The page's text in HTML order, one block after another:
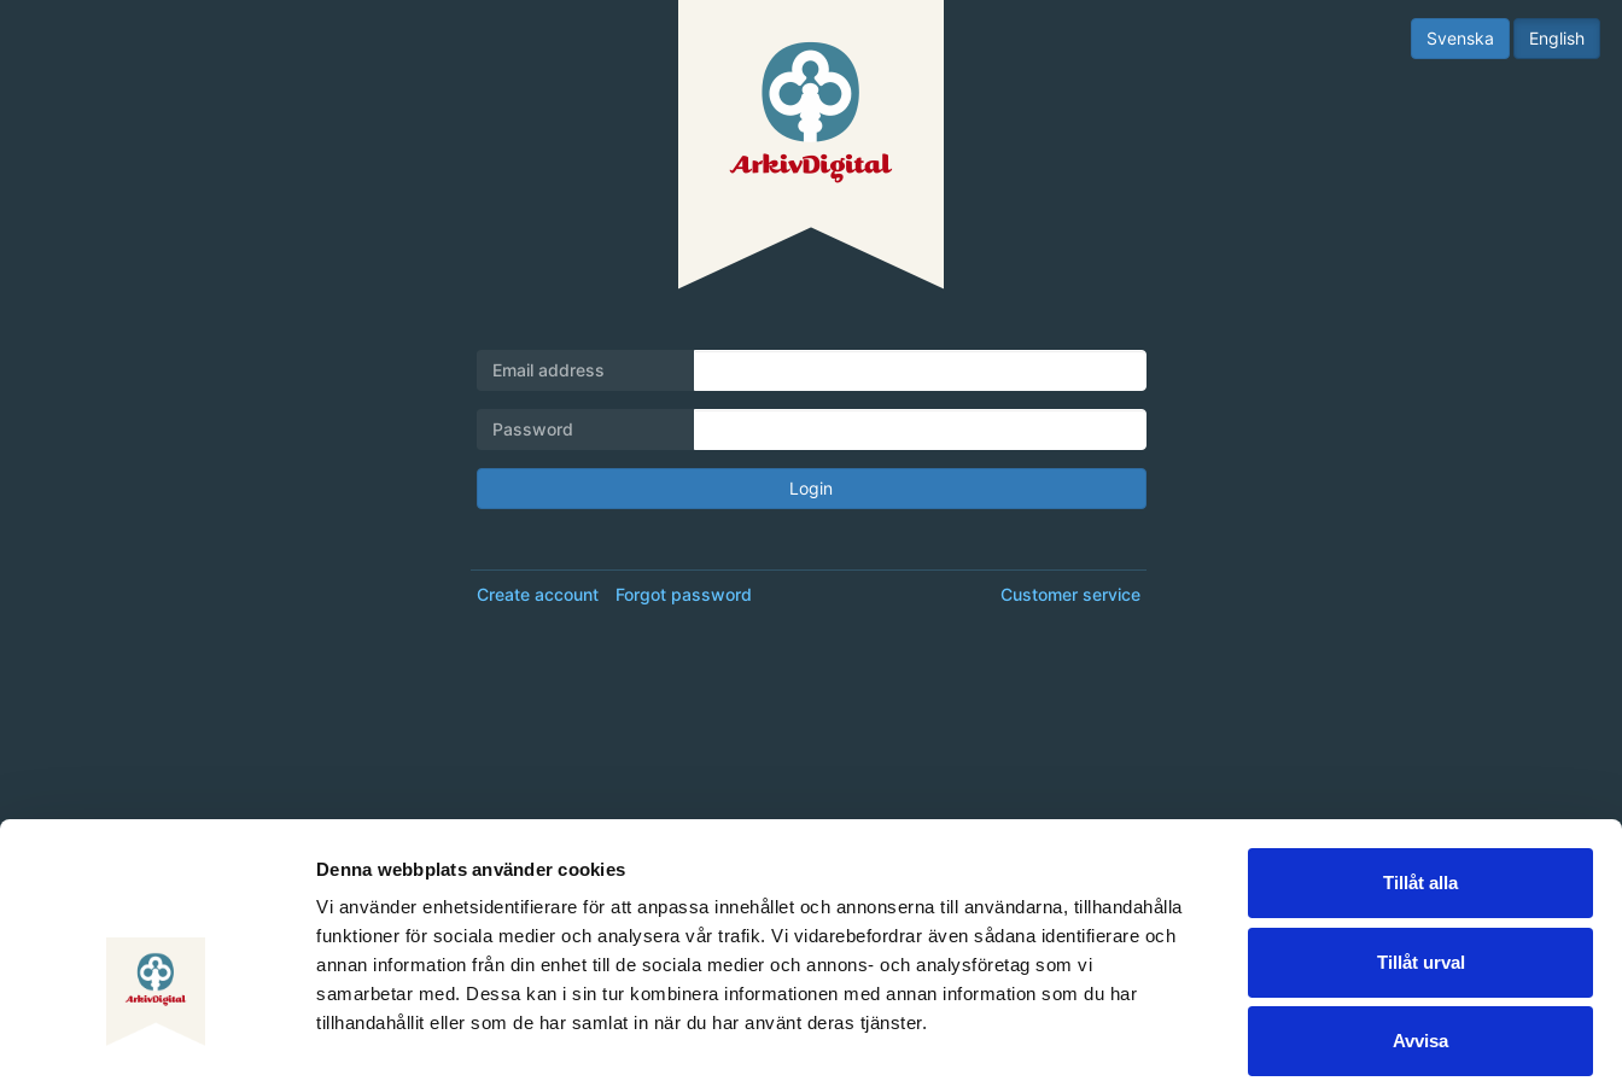
Denna webbplats använder cookies
Vi använder enhetsidentifierare för att anpassa innehållet och annonserna till användarna, tillhandahålla
funktioner för sociala medier och analysera vår trafik. Vi vidarebefordrar även sådana identifierare och
annan information från din enhet till de sociala medier och annons- och analysföretag som vi
samarbetar med. Dessa kan i sin tur kombinera informationen med annan information som du har
tillhandahållit eller som de har samlat in när du har använt deras tjänster.
Tillåt alla
Tillåt urval
Avvisa
English
Svenska
Email address
Password
Login
Customer service
Create account Forgot password